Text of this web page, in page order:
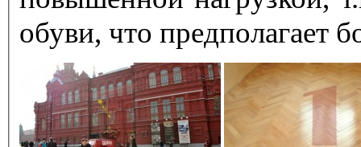
обуви, что предполагает